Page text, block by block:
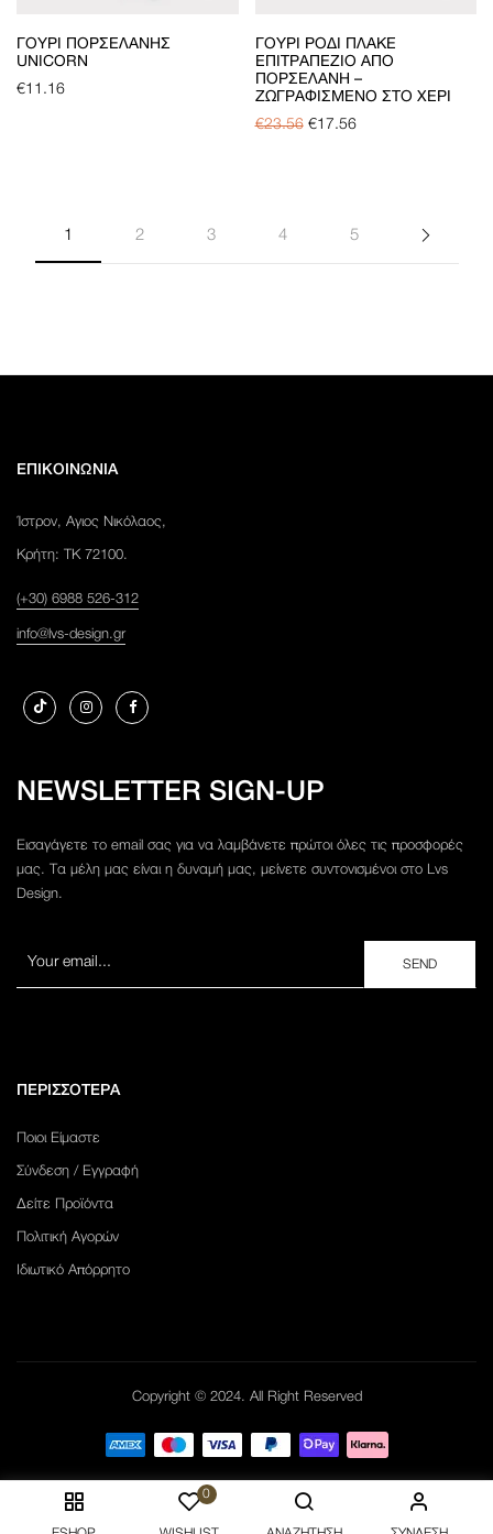
0
ΓΟΎΡΙ ΠΟΡΣΕΛΆΝΗΣ
UNICORN
€11.16
ΓΟΎΡΙ ΡΌΔΙ ΠΛΑΚΈ
ΕΠΙΤΡΑΠΈΖΙΟ ΑΠΌ
ΠΟΡΣΕΛΆΝΗ –
ΖΩΓΡΑΦΙΣΜΈΝΟ ΣΤΟ ΧΈΡΙ
€23.56 €17.56
1 2 3 4 5
ΕΠΙΚΟΙΝΩΝΙΑ
Ίστρον, Αγιος Νικόλαος,
Κρήτη: ΤΚ 72100.
(+30) 6988 526-312
info@lvs-design.gr
NEWSLETTER SIGN-UP
Εισαγάγετε το email σας για να λαμβάνετε πρώτοι όλες τις προσφορές
μας. Τα μέλη μας είναι η δυναμή μας, μείνετε συντονισμένοι στο Lvs
Design.
ΠΕΡΙΣΣΟΤΕΡΑ
Ποιοι Είμαστε
Σύνδεση / Εγγραφή
Δείτε Προϊόντα
Πολιτική Αγορών
Ιδιωτικό Απόρρητο
Copyright © 2024. All Right Reserved